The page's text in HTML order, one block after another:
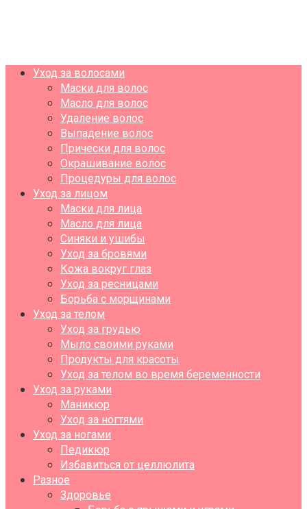
Уход за волосами
Маски для волос
Масло для волос
Удаление волос
Выпадение волос
Прически для волос
Окрашивание волос
Процедуры для волос
Уход за лицом
Маски для лица
Масло для лица
Синяки и ушибы
Уход за бровями
Кожа вокруг глаз
Уход за ресницами
Борьба с морщинами
Уход за телом
Уход за грудью
Мыло своими руками
Продукты для красоты
Уход за телом во время беременности
Уход за руками
Маникюр
Уход за ногтями
Уход за ногами
Педикюр
Избавиться от целлюлита
Разное
Здоровье